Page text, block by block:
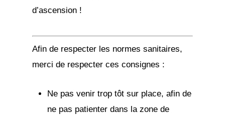
d’ascension !
Afin de respecter les normes sanitaires,
merci de respecter ces consignes :
Ne pas venir trop tôt sur place, afin de
ne pas patienter dans la zone de